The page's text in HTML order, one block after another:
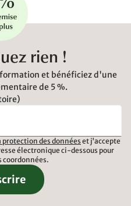
rien !
et bénéficiez d'une
de 5 %.
des donnéeset j'accepte
électronique ci-dessous pour
coordonnées.